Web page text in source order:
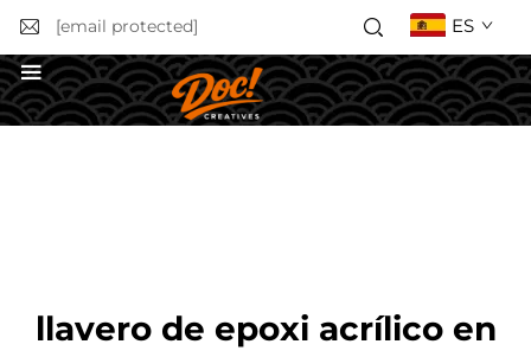
[email protected] ES
llavero de epoxi acrílico en